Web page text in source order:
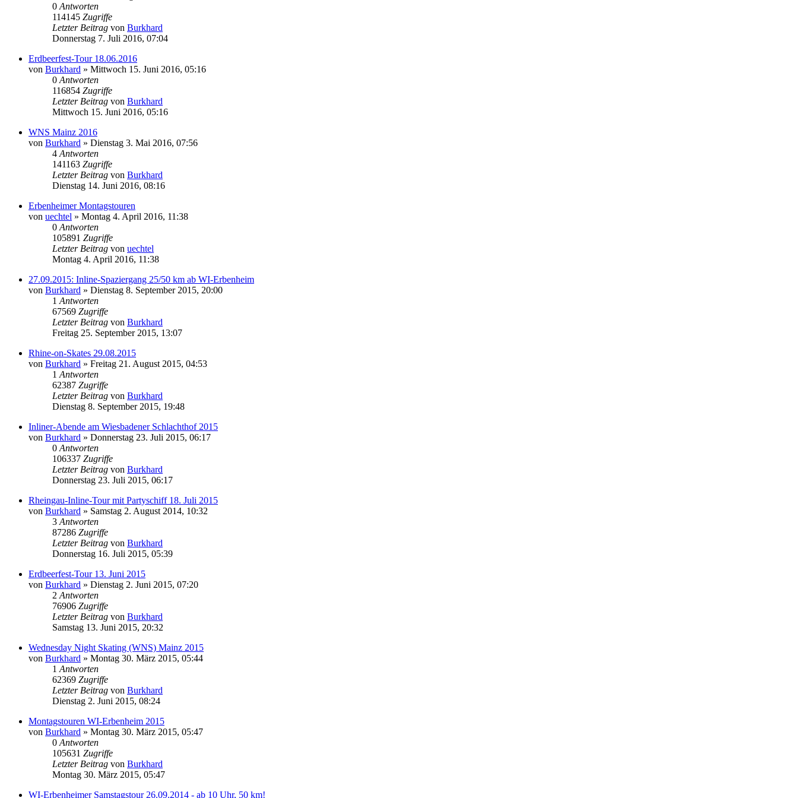
0 Antworten
114145 Zugriffe
Letzter Beitrag von Burkhard
Donnerstag 7. Juli 2016, 07:04
Erdbeerfest-Tour 18.06.2016
von Burkhard » Mittwoch 15. Juni 2016, 05:16
0 Antworten
116854 Zugriffe
Letzter Beitrag von Burkhard
Mittwoch 15. Juni 2016, 05:16
WNS Mainz 2016
von Burkhard » Dienstag 3. Mai 2016, 07:56
4 Antworten
141163 Zugriffe
Letzter Beitrag von Burkhard
Dienstag 14. Juni 2016, 08:16
Erbenheimer Montagstouren
von uechtel » Montag 4. April 2016, 11:38
0 Antworten
105891 Zugriffe
Letzter Beitrag von uechtel
Montag 4. April 2016, 11:38
27.09.2015: Inline-Spaziergang 25/50 km ab WI-Erbenheim
von Burkhard » Dienstag 8. September 2015, 20:00
1 Antworten
67569 Zugriffe
Letzter Beitrag von Burkhard
Freitag 25. September 2015, 13:07
Rhine-on-Skates 29.08.2015
von Burkhard » Freitag 21. August 2015, 04:53
1 Antworten
62387 Zugriffe
Letzter Beitrag von Burkhard
Dienstag 8. September 2015, 19:48
Inliner-Abende am Wiesbadener Schlachthof 2015
von Burkhard » Donnerstag 23. Juli 2015, 06:17
0 Antworten
106337 Zugriffe
Letzter Beitrag von Burkhard
Donnerstag 23. Juli 2015, 06:17
Rheingau-Inline-Tour mit Partyschiff 18. Juli 2015
von Burkhard » Samstag 2. August 2014, 10:32
3 Antworten
87286 Zugriffe
Letzter Beitrag von Burkhard
Donnerstag 16. Juli 2015, 05:39
Erdbeerfest-Tour 13. Juni 2015
von Burkhard » Dienstag 2. Juni 2015, 07:20
2 Antworten
76906 Zugriffe
Letzter Beitrag von Burkhard
Samstag 13. Juni 2015, 20:32
Wednesday Night Skating (WNS) Mainz 2015
von Burkhard » Montag 30. März 2015, 05:44
1 Antworten
62369 Zugriffe
Letzter Beitrag von Burkhard
Dienstag 2. Juni 2015, 08:24
Montagstouren WI-Erbenheim 2015
von Burkhard » Montag 30. März 2015, 05:47
0 Antworten
105631 Zugriffe
Letzter Beitrag von Burkhard
Montag 30. März 2015, 05:47
WI-Erbenheimer Samstagstour 26.09.2014 - ab 10 Uhr, 50 km!